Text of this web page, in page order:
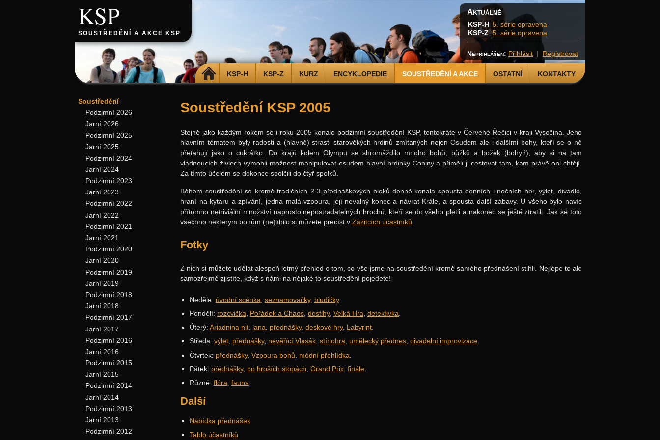
KSP
SOUSTŘEDĚNÍ A AKCE KSP
DOMŮ KSP-H KSP-Z KURZ ENCYKLOPEDIE SOUSTŘEDĚNÍ A AKCE OSTATNÍ KONTAKTY
Aktuálně
KSP-H 5. série opravena
KSP-Z 5. série opravena
Nepřihlášen: Přihlásit | Registrovat
Soustředění KSP 2005
Stejně jako každým rokem se i roku 2005 konalo podzimní soustředění KSP, tentokráte v Červené Řečici v kraji Vysočina. Jeho
hlavním tématem byly radosti a (hlavně) strasti starověkých hrdinů zmítaných nejen Osudem ale i dalšími bohy, kteří se o ně
přetahují jako o cukrátko. Do krajů kolem Olympu se shromáždilo mnoho bohů, bůžků a božek (bohyň), aby si na tam
vládnoucích živlech vymohli možnost manipulovat osudem hlavní hrdinky Coniny a přiměli ji cestovat tam, kam právě oni chtějí.
Za tímto účelem se dokonce spolčili do čtyř spolků.
Během soustředění se kromě tradičních 2-3 přednáškových bloků denně konala spousta denních i nočních her, výlet, divadlo,
hraní na kytaru a zpívání, jedna malá vzpoura, její nevalný konec a návrat Krále, a spousta další zábavy. U všeho bylo navíc
přítomno netriviální množství naprosto nepostradatelných hrochů, kteří se do všeho pletli a nakonec se ještě ztratili. Jak se toto
všechno některým bohům (ne)líbilo si můžete přečíst vZážitcích účastníků
Fotky
Z nich si můžete udělat alespoň letmý přehled o tom, co vše jsme na soustředění kromě samého přednášení stihli. Nejlépe to ale
samozřejmě zjistíte, když s námi na nějaké to soustředění pojedete!
Neděle: úvodní scénka seznamovačky, bludičky.
Pondělí: rozcvička Pořádek a Chaos, dostihy, Velká Hra detektivka
Úterý: Ariadnina nit, lana, přednášky, deskové hry, Labyrint.
Středa: výlet, přednášky, nevěřící Vlasák, stínohra, umělecký přednes, divadelní improvizace.
Čtvrtek: přednášky, Vzpoura bohů módní přehlídka
Pátek: přednášky, po hroších stopách Grand Prix, finále.
Různé: flóra fauna
Další
Nabídka přednášek
Tablo účastníků
Soustředění
Podzimní 2026
Jarní 2026
Podzimní 2025
Jarní 2025
Podzimní 2024
Jarní 2024
Podzimní 2023
Jarní 2023
Podzimní 2022
Jarní 2022
Podzimní 2021
Jarní 2021
Podzimní 2020
Jarní 2020
Podzimní 2019
Jarní 2019
Podzimní 2018
Jarní 2018
Podzimní 2017
Jarní 2017
Podzimní 2016
Jarní 2016
Podzimní 2015
Jarní 2015
Podzimní 2014
Jarní 2014
Podzimní 2013
Jarní 2013
Podzimní 2012